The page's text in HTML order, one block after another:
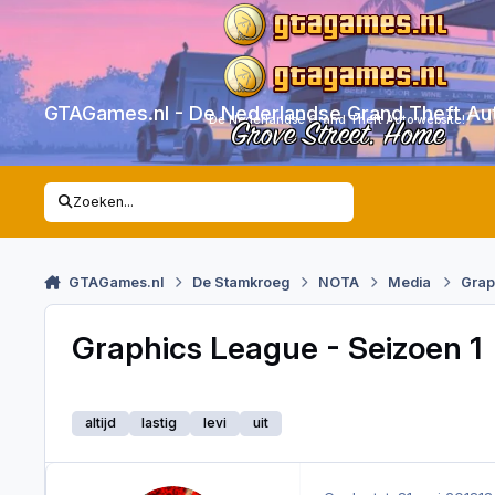
GTAGames.nl - De Nederlandse Grand Theft
De Nederlandse Grand Theft Auto website!
Grove Street. Home
Zoeken...
GTAGames.nl De Stamkroeg NOTA Media
Graphics League - Seizoen 1
altijd lastig levi uit